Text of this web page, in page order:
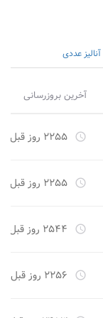
آنالیز عددی
آخرین بروزرسانی
access_time ۲۲۵۵ روز قبل
access_time ۲۲۵۵ روز قبل
access_time ۲۵۴۴ روز قبل
access_time ۲۲۵۶ روز قبل